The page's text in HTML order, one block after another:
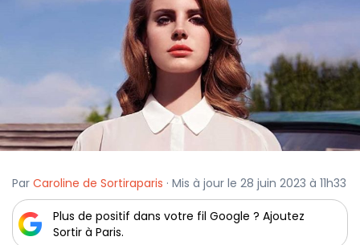
Par Caroline de Sortiraparis · Mis à jour le 28 juin 2023 à 11h33
Plus de positif dans votre fil Google ? Ajoutez
Sortir à Paris.